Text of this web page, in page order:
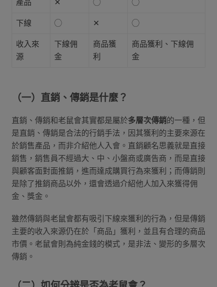
產品 ✕ ◯ ◯
下線 ◯ ✕ ◯
收入來
源
下線佣
金
商品獲
利
商品獲利、下線佣
金
（一）直銷、傳銷是什麼？
直銷、傳銷和老鼠會其實都是屬於多層次傳銷的一種，但
是直銷、傳銷是合法的行銷手法，因其獲利的主要來源在
於銷售產品，而非介紹他人入會。直銷顧名思義就是直接
銷售，銷售員不經過大、中、小盤商或廣告商，而是直接
與顧客面對面推銷，進而達成購買行為來獲利；而傳銷則
是除了推銷商品以外，還會透過介紹他人加入來獲得佣
金、獎金。
雖然傳銷與老鼠會都有吸引下線來獲利的行為，但是傳銷
主要的收入來源仍在於「商品」獲利，並且有合理的商品
市價。老鼠會則為純金錢的模式，是非法、變形的多層次
傳銷。